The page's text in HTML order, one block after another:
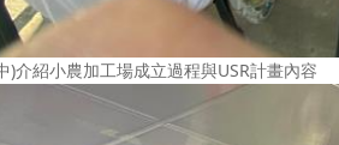
)介紹小農加工場成立過程與USR計畫內容